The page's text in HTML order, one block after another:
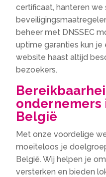
certificaat, hanteren we
beheer met DNSSEC
uptime garanties kun
website haast altijd
bezoekers.
ondernemers
België
Met onze voordelige
moeiteloos je
België. Wij helpen je
versterken en bieden